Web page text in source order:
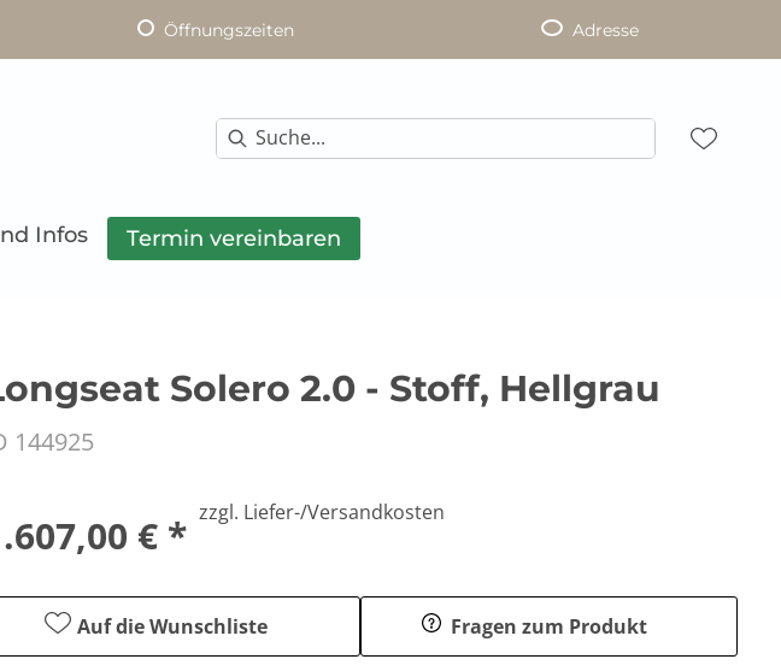
Öffnungszeiten Adresse
Infos Termin vereinbaren
Solero 2.0 - Stoff, Hellgrau
144925
€ * zzgl. Liefer-/Versandkosten
Auf die Wunschliste Fragen zum Produkt